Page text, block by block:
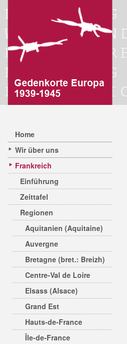
Home
Wir über uns
Frankreich
Einführung
Zeittafel
Regionen
Aquitanien (Aquitaine)
Auvergne
Bretagne (bret.: Breizh)
Centre-Val de Loire
Elsass (Alsace)
Grand Est
Hauts-de-France
Île-de-France